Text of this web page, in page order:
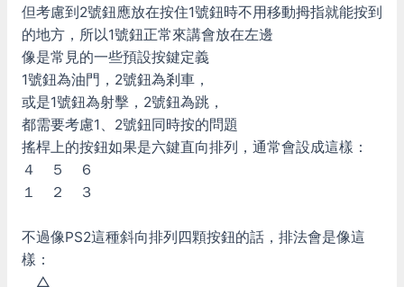
但考慮到2號鈕應放在按住1號鈕時不用移動拇指就能按到
的地方，所以1號鈕正常來講會放在左邊
像是常見的一些預設按鍵定義
1號鈕為油門，2號鈕為剎車，
或是1號鈕為射擊，2號鈕為跳，
都需要考慮1、2號鈕同時按的問題
搖桿上的按鈕如果是六鍵直向排列，通常會設成這樣：
４ ５ ６
１ ２ ３
不過像PS2這種斜向排列四顆按鈕的話，排法會是像這
樣：
△